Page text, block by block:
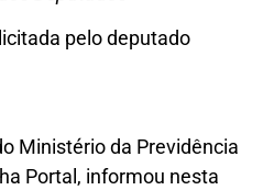
pelo deputado
Ministério da Previdência
Portal, informou nesta